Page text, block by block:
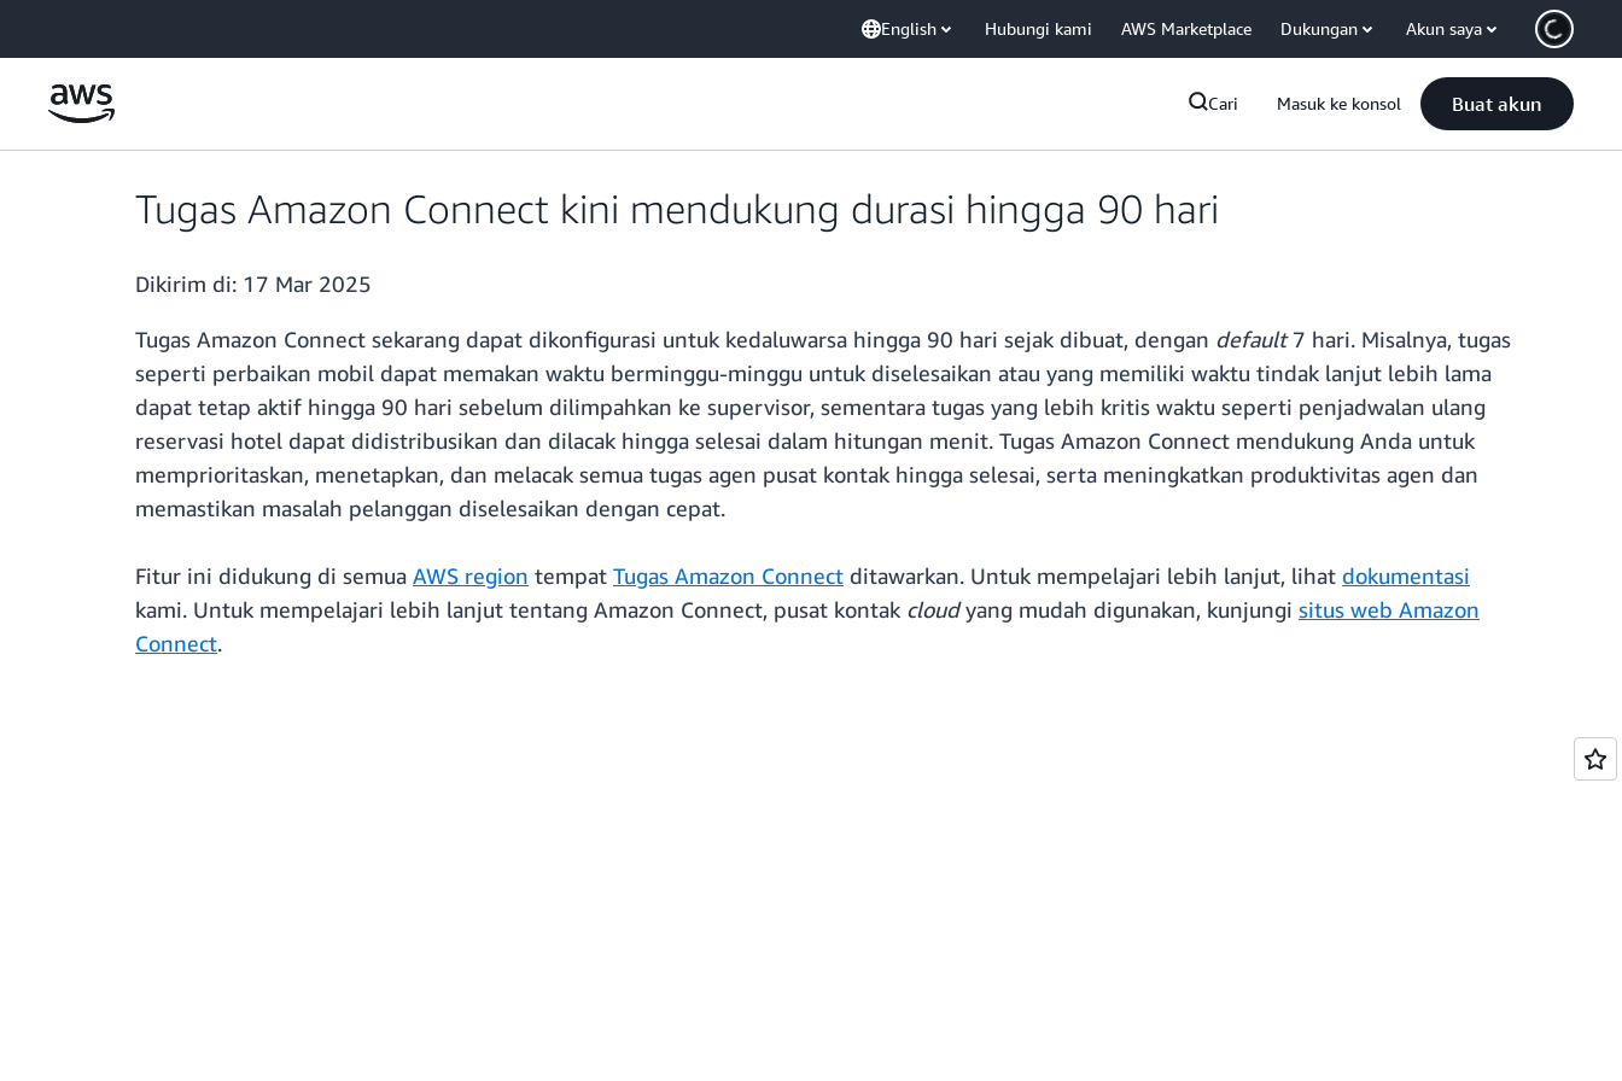
English Hubungi kami AWS Marketplace Dukungan Akun saya
Cari Masuk ke konsol Buat akun
Tugas Amazon Connect kini mendukung durasi hingga 90 hari
Dikirim di: 17 Mar 2025
Tugas Amazon Connect sekarang dapat dikonfigurasi untuk kedaluwarsa hingga 90 hari sejak dibuat, dengan default7 hari. Misalnya, tugas
seperti perbaikan mobil dapat memakan waktu berminggu-minggu untuk diselesaikan atau yang memiliki waktu tindak lanjut lebih lama
dapat tetap aktif hingga 90 hari sebelum dilimpahkan ke supervisor, sementara tugas yang lebih kritis waktu seperti penjadwalan ulang
reservasi hotel dapat didistribusikan dan dilacak hingga selesai dalam hitungan menit. Tugas Amazon Connect mendukung Anda untuk
memprioritaskan, menetapkan, dan melacak semua tugas agen pusat kontak hingga selesai, serta meningkatkan produktivitas agen dan
memastikan masalah pelanggan diselesaikan dengan cepat.
Fitur ini didukung di semua AWS region tempat Tugas Amazon Connect ditawarkan. Untuk mempelajari lebih lanjut, lihat dokumentasi
kami. Untuk mempelajari lebih lanjut tentang Amazon Connect, pusat kontak cloudyang mudah digunakan, kunjungi situs web Amazon
Connect.